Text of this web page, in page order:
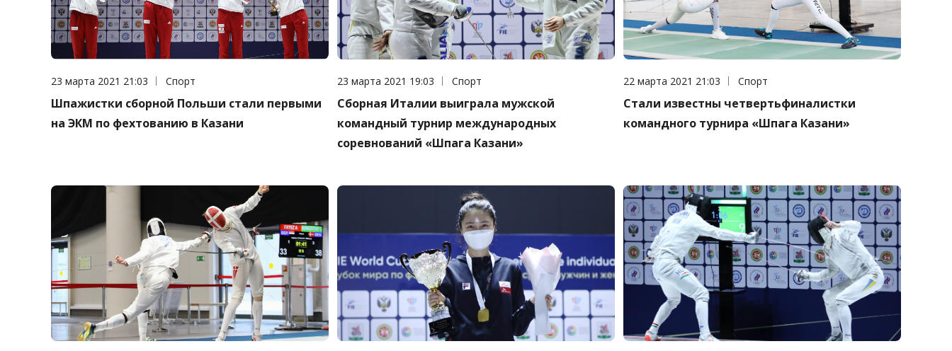
Дата публикации:
23 марта 2021 21:03 Категория:
Спорт
Шпажистки сборной Польши стали первыми
на ЭКМ по фехтованию в Казани
Дата публикации:
23 марта 2021 19:03 Категория:
Спорт
Сборная Италии выиграла мужской
командный турнир международных
соревнований «Шпага Казани»
Дата публикации:
22 марта 2021 21:03 Категория:
Спорт
Стали известны четвертьфиналистки
командного турнира «Шпага Казани»